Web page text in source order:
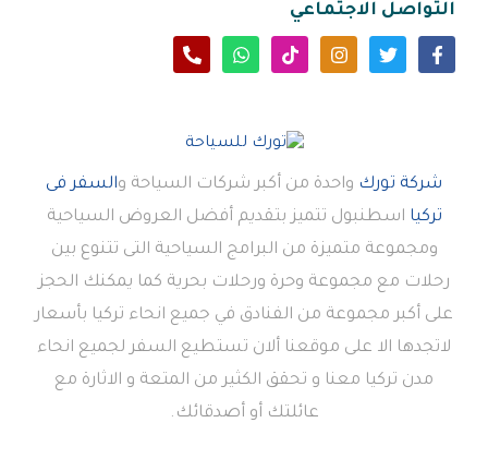
التواصل الاجتماعي
شركة تورك واحدة من أكبر شركات السياحة والسفر فى
تركيا اسطنبول تتميز بتقديم أفضل العروض السياحية
ومجموعة متميزة من البرامج السياحية التى تتنوع بين
رحلات مع مجموعة وحرة ورحلات بحرية كما يمكنك الحجز
على أكبر مجموعة من الفنادق في جميع انحاء تركيا بأسعار
لاتجدها الا على موقعنا ألان تستطيع السفر لجميع انحاء
مدن تركيا معنا و تحقق الكثير من المتعة و الاثارة مع
عائلتك أو أصدقائك.